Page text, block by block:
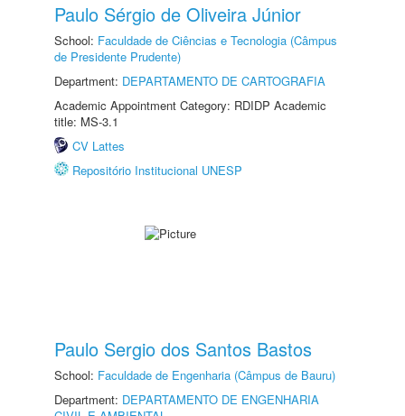
Paulo Sérgio de Oliveira Júnior
School: Faculdade de Ciências e Tecnologia (Câmpus
de Presidente Prudente)
Department: DEPARTAMENTO DE CARTOGRAFIA
Academic Appointment Category: RDIDP Academic
title: MS-3.1
CV Lattes
Repositório Institucional UNESP
Paulo Sergio dos Santos Bastos
School: Faculdade de Engenharia (Câmpus de Bauru)
Department: DEPARTAMENTO DE ENGENHARIA